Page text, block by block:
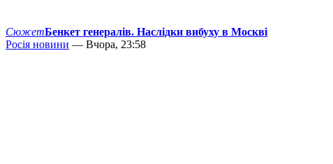
СюжетБенкет генералів. Наслідки вибуху в Москві
Росія новини — Вчора, 23:58